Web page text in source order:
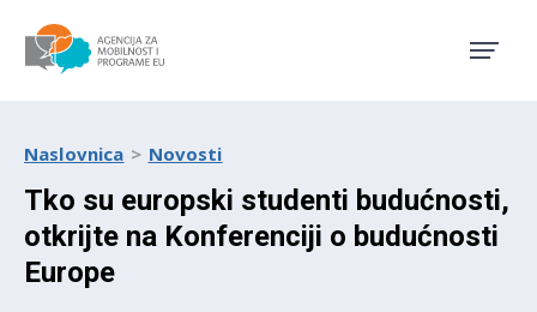
Naslovnica Novosti
Tko su europski studenti budućnosti,
otkrijte na Konferenciji o budućnosti
Europe